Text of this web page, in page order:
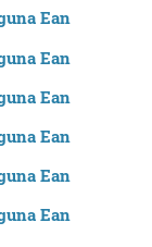
eta
hori
Gehiago